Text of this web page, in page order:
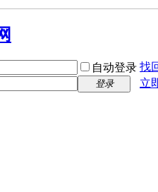
自动登录 找
登录
立